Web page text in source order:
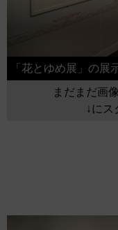
「花とゆめ展」の展
まだまだ画
↓にス